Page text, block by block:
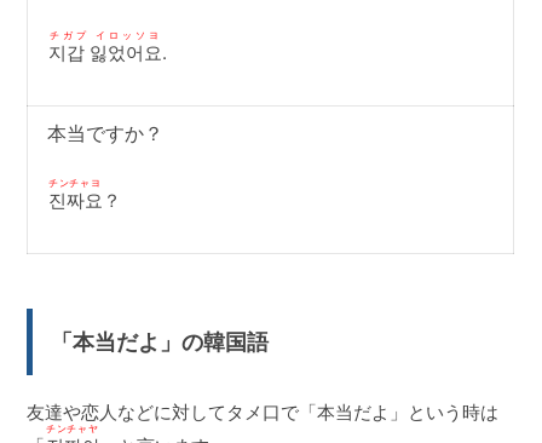
지갑 잃었어요
チガプ イロッソヨ
.
本当ですか？
진짜요
チンチャヨ
？
「本当だよ」の韓国語
友達や恋人などに対してタメ口で「本当だよ」という時は
チンチャヤ